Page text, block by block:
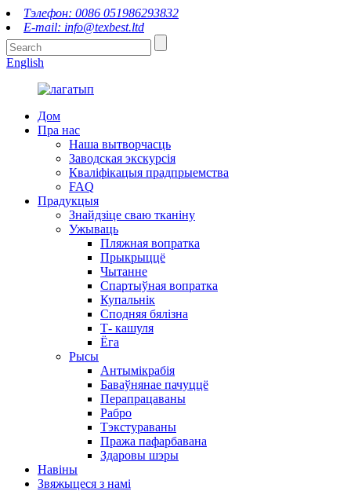
Тэлефон: 0086 051986293832
E-mail: info@texbest.ltd
English
Дом
Пра нас
Наша вытворчасць
Заводская экскурсія
Кваліфікацыя прадпрыемства
FAQ
Прадукцыя
Знайдзіце сваю тканіну
Ужываць
Пляжная вопратка
Прыкрыццё
Чытанне
Спартыўная вопратка
Купальнік
Сподняя бялізна
Т- кашуля
Ёга
Рысы
Антымікрабія
Баваўнянае пачуццё
Перапрацаваны
Рабро
Тэкстураваны
Пража пафарбавана
Здаровы шэры
Навіны
Звяжыцеся з намі